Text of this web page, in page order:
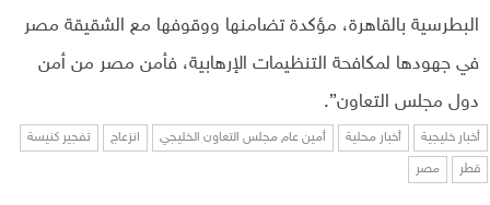
البطرسية بالقاهرة، مؤكدة تضامنها ووقوفها مع الشقيقة مصر
في جهودها لمكافحة التنظيمات الإرهابية، فأمن مصر من أمن
دول مجلس التعاون”.
أخبار خليجية أخبار محلية أمين عام مجلس التعاون الخليجي انزعاج تفجير كنيسة
قطر مصر